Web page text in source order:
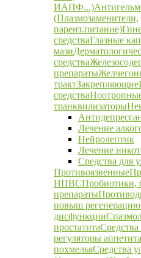
ИАПФ...)
(Плазмозаменители,
парент.питание)
средстваГлазные
мази
средства
препараты
трактЗакрепляющие
средства
транквилизаторы
Лечение
Нейролептик
Лечение
Средства для
Противоязвенные
НПВСПробиотики,
препараты
повыш регенерацию
дисфункции
простатита
регуляторы аппетита
похмельяСредства